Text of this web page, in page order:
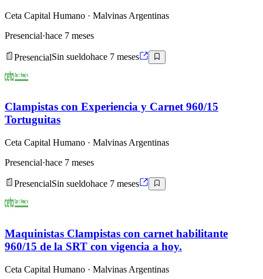
Ceta Capital Humano · Malvinas Argentinas
Presencial·hace 7 meses
PresencialSin sueldohace 7 meses
Clampistas con Experiencia y Carnet 960/15
Tortuguitas
Ceta Capital Humano · Malvinas Argentinas
Presencial·hace 7 meses
PresencialSin sueldohace 7 meses
Maquinistas Clampistas con carnet habilitante
960/15 de la SRT con vigencia a hoy.
Ceta Capital Humano · Malvinas Argentinas